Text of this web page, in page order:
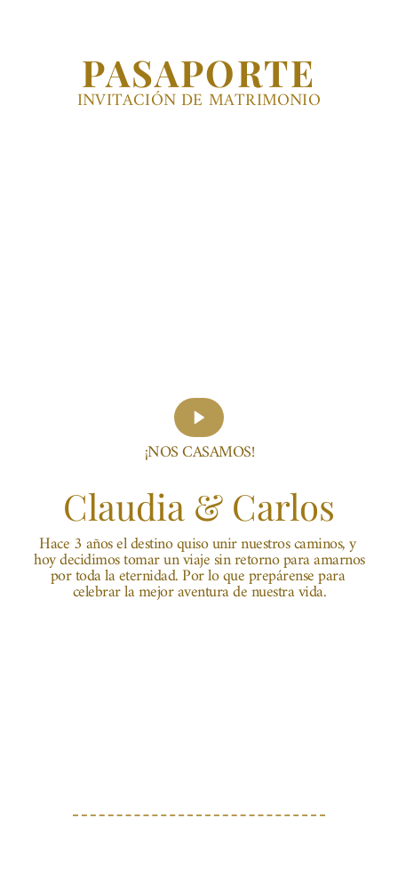
PASAPORTE
INVITACIÓN DE MATRIMONIO
¡NOS CASAMOS!
Claudia & Carlos
Hace 3 años el destino quiso unir nuestros caminos, y
hoy decidimos tomar un viaje sin retorno para amarnos
por toda la eternidad. Por lo que prepárense para
celebrar la mejor aventura de nuestra vida.